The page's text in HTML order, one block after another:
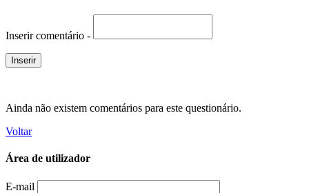
Inserir comentário -
Ainda não existem comentários para este questionário.
Voltar
Área de utilizador
E-mail